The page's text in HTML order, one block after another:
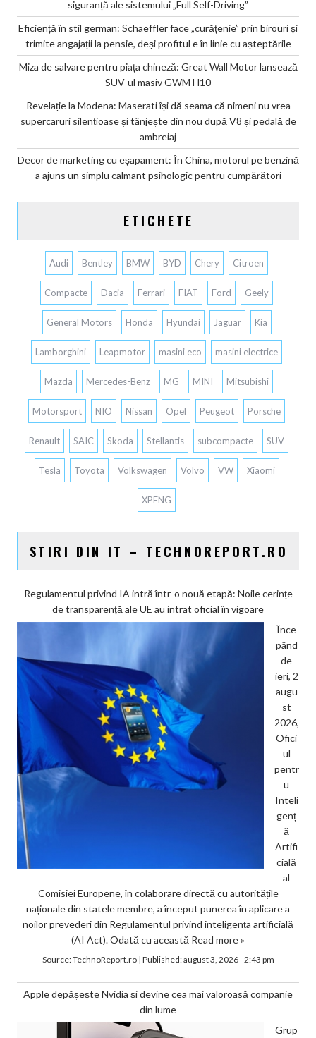
siguranță ale sistemului „Full Self-Driving”
Eficiență în stil german: Schaeffler face „curățenie” prin birouri și
trimite angajații la pensie, deși profitul e în linie cu așteptările
Miza de salvare pentru piața chineză: Great Wall Motor lansează
SUV-ul masiv GWM H10
Revelație la Modena: Maserati își dă seama că nimeni nu vrea
supercaruri silențioase și tânjește din nou după V8 și pedală de
ambreiaj
Decor de marketing cu eșapament: În China, motorul pe benzină
a ajuns un simplu calmant psihologic pentru cumpărători
ETICHETE
Audi Bentley BMW BYD Chery Citroen
Compacte Dacia Ferrari FIAT Ford Geely
General Motors Honda Hyundai Jaguar Kia
Lamborghini Leapmotor masini eco masini electrice
Mazda Mercedes-Benz MG MINI Mitsubishi
Motorsport NIO Nissan Opel Peugeot Porsche
Renault SAIC Skoda Stellantis subcompacte SUV
Tesla Toyota Volkswagen Volvo VW Xiaomi
XPENG
STIRI DIN IT – TECHNOREPORT.RO
Regulamentul privind IA intră într-o nouă etapă: Noile cerințe
de transparență ale UE au intrat oficial în vigoare
Înce
pând
de
ieri, 2
augu
st
2026,
Ofici
ul
pentr
u
Inteli
genț
ă
Artifi
cială
al
Comisiei Europene, în colaborare directă cu autoritățile
naționale din statele membre, a început punerea în aplicare a
noilor prevederi din Regulamentul privind inteligența artificială
(AI Act). Odată cu această Read more »
Source:TechnoReport.ro| Published:august 3, 2026 - 2:43 pm
Apple depășește Nvidia și devine cea mai valoroasă companie
din lume
Grup